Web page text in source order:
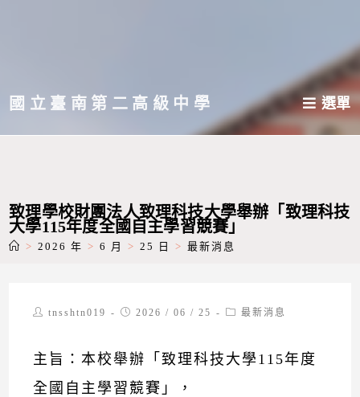
主國立臺南第二高級中學 選單
致理學校財團法人致理科技大學舉辦「致理科技
大學115年度全國自主學習競賽」
> 2026 年 > 6 月 > 25 日 > 最新消息
Posttnsshtn019
Post2026 / 06 / 25
Post最新消息
主旨：本校舉辦「致理科技大學115年度
全國自主學習競賽」，